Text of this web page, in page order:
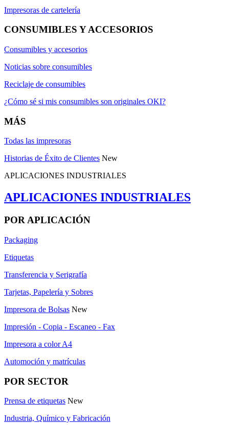
Impresoras de cartelería
CONSUMIBLES Y ACCESORIOS
Consumibles y accesorios
Noticias sobre consumibles
Reciclaje de consumibles
¿Cómo sé si mis consumibles son originales OKI?
MÁS
Todas las impresoras
Historias de Éxito de Clientes New
APLICACIONES INDUSTRIALES
APLICACIONES INDUSTRIALES
POR APLICACIÓN
Packaging
Etiquetas
Transferencia y Serigrafía
Tarjetas, Papelería y Sobres
Impresora de Bolsas New
Impresión - Copia - Escaneo - Fax
Impresora a color A4
Automoción y matrículas
POR SECTOR
Prensa de etiquetas New
Industria, Químico y Fabricación